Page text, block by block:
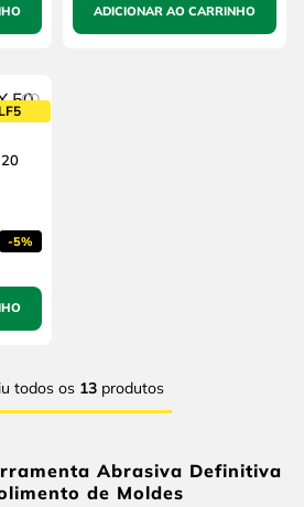
ADICIONAR AO CARRINHO
-5%
todos os 13 produtos
Abrasiva Definitiva
de Moldes